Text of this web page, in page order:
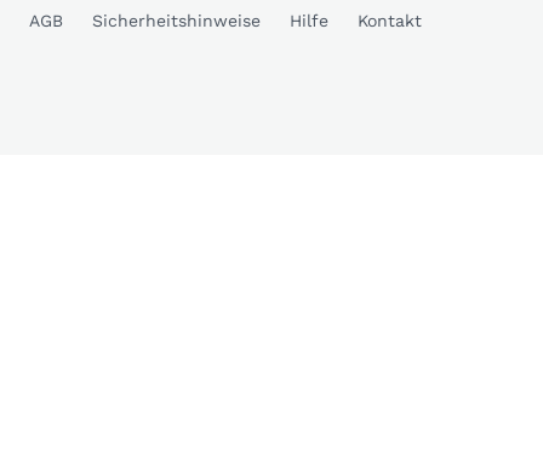
AGB
Sicherheitshinweise Hilfe Kontakt